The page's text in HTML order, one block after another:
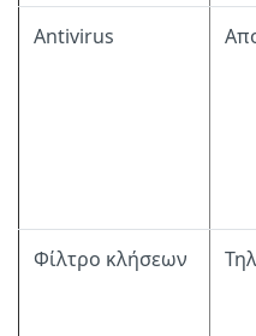
Antivirus
Φίλτρο κλήσεων